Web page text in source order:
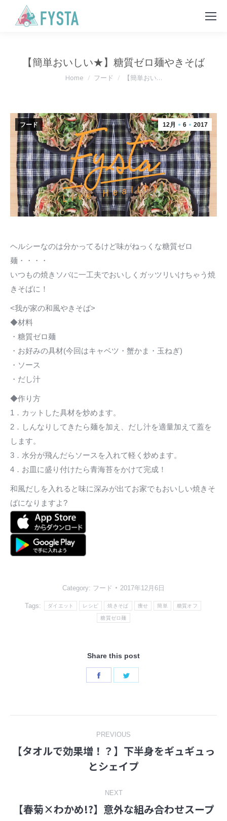
【簡単おいしい★】糖質ゼロ麺やきそば
You are here:
Home フード 【簡単おい…
12月 6 2017
フード
ヘルシーなのは分かってるけど味がねっくな糖質ゼロ
麺・・・・
いつもの焼きソバに一工夫でおいしくガッツリいけちゃう焼
きそばに！
<我が家の和風やきそば>
◆材料
・糖質ゼロ麺
・お好みの具材(今回はキャベツ・蟹かま・玉ねぎ)
・ソース
・だし汁
◆作り方
1．カットした具材を炒めます。
2．しんなりしてきたら麺を加え、だし汁を適量加えて蓋を
します。
3．水分が飛んだらソースを入れて軽く炒めます。
4．お皿に盛り付けたら青海苔をかけて完成！
和風だしを入れると味に深みが出てお家でもおいしい焼きそ
ばになりますよ?
Category: フード 2017年12月6日
Tags: ダイエット レシピ 焼きそば 痩せ 簡単 糖質オフ
糖質ゼロ麺
Share this post
Share
navigation
PREVIOUS
Previous
post:
【タオルで効果増！？】下半身をギュギュっ
とシェイプ
NEXT
Next
【春菊×わかめ!?】意外な組み合わせスープ